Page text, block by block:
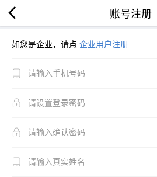
账号注册
如您是企业，请点 企业用户注册